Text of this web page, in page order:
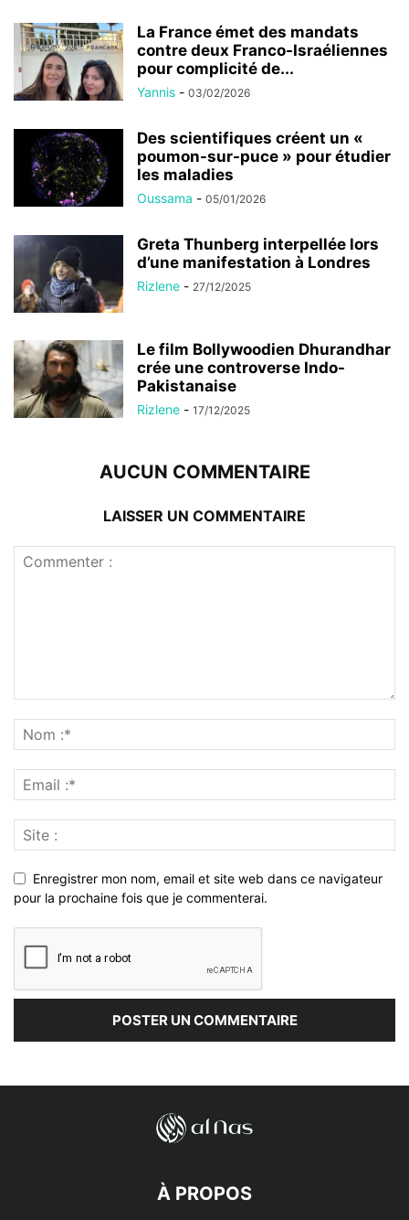
La France émet des mandats
contre deux Franco-Israéliennes
pour complicité de...
Yannis - 03/02/2026
Des scientifiques créent un «
poumon-sur-puce » pour étudier
les maladies
Oussama - 05/01/2026
Greta Thunberg interpellée lors
d’une manifestation à Londres
Rizlene - 27/12/2025
Le film Bollywoodien Dhurandhar
crée une controverse Indo-
Pakistanaise
Rizlene - 17/12/2025
AUCUN COMMENTAIRE
LAISSER UN COMMENTAIRE
Enregistrer mon nom, email et site web dans ce navigateur
pour la prochaine fois que je commenterai.
À PROPOS